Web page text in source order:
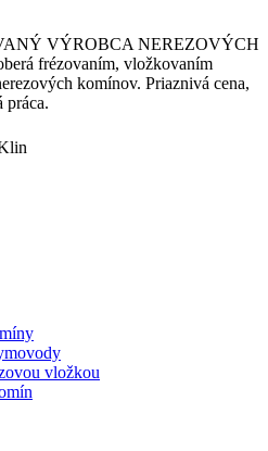
VÝROBCA NEREZOVÝCH
frézovaním, vložkovaním
komínov. Priaznivá cena,
práca.
vložkou